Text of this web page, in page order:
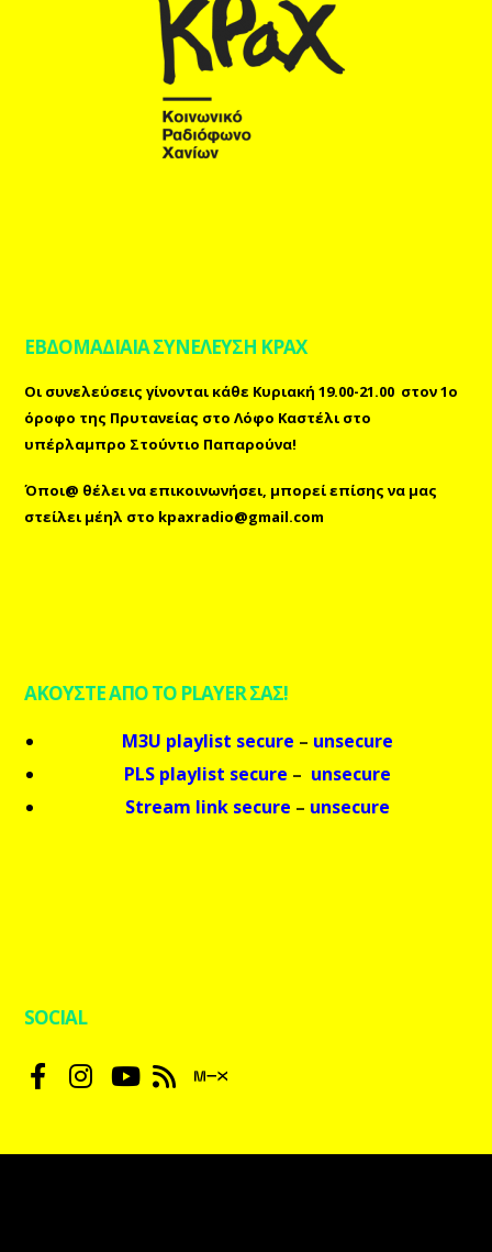
ΕΒΔΟΜΑΔΙΑΙΑ ΣΥΝΕΛΕΥΣΗ ΚΡΑΧ
Οι συνελεύσεις γίνονται κάθε Κυριακή 19.00-21.00 στον 1ο
όροφο της Πρυτανείας στο Λόφο Καστέλι στο
υπέρλαμπρο Στούντιο Παπαρούνα!
Όποι@ θέλει να επικοινωνήσει, μπορεί επίσηςνα μας
στείλει μέηλ στο kpaxradio@gmail.com
ΑΚΟΥΣΤΕ ΑΠΟ ΤΟ PLAYER ΣΑΣ!
M3U playlist secure – unsecure
PLS playlist secure – unsecure
Stream link secure – unsecure
SOCIAL